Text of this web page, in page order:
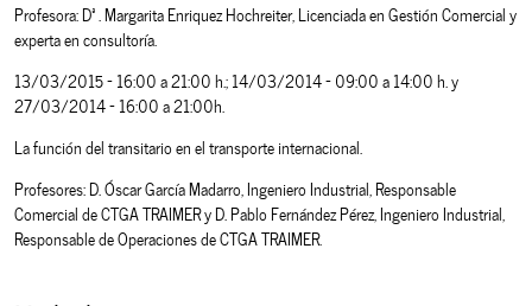
Profesora: Dª. Margarita Enriquez Hochreiter, Licenciada en Gestión Comercial y
experta en consultoría.
13/03/2015 - 16:00 a 21:00 h.; 14/03/2014 - 09:00 a 14:00 h. y
27/03/2014 - 16:00 a 21:00h.
La función del transitario en el transporte internacional.
Profesores: D. Óscar García Madarro, Ingeniero Industrial, Responsable
Comercial de CTGA TRAIMER y D. Pablo Fernández Pérez, Ingeniero Industrial,
Responsable de Operaciones de CTGA TRAIMER.